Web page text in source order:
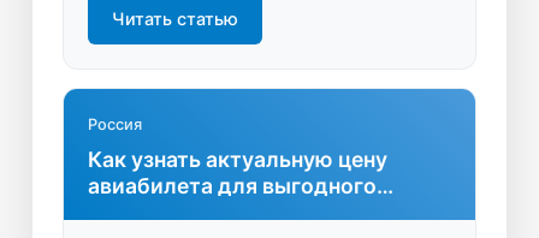
помогут подготовиться к путешествию
и избежать ошибок при оформлении
Читать статью
Россия
Как узнать актуальную цену
авиабилета для выгодного